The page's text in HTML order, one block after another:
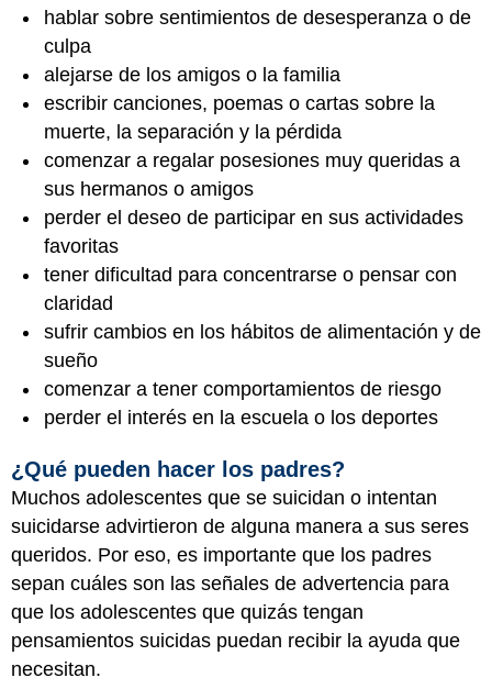
hablar sobre sentimientos de desesperanza o de
culpa
alejarse de los amigos o la familia
escribir canciones, poemas o cartas sobre la
muerte, la separación y la pérdida
comenzar a regalar posesiones muy queridas a
sus hermanos o amigos
perder el deseo de participar en sus actividades
favoritas
tener dificultad para concentrarse o pensar con
claridad
sufrir cambios en los hábitos de alimentación y de
sueño
comenzar a tener comportamientos de riesgo
perder el interés en la escuela o los deportes
¿Qué pueden hacer los padres?
Muchos adolescentes que se suicidan o intentan
suicidarse advirtieron de alguna manera a sus seres
queridos. Por eso, es importante que los padres
sepan cuáles son las señales de advertencia para
que los adolescentes que quizás tengan
pensamientos suicidas puedan recibir la ayuda que
necesitan.